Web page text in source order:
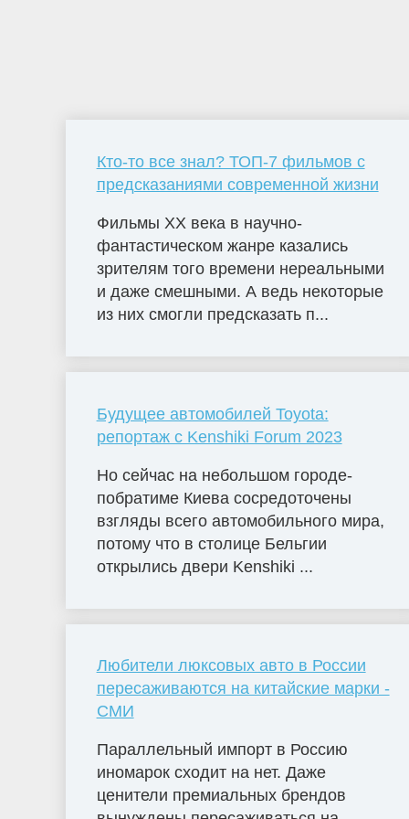
Кто-то все знал? ТОП-7 фильмов с
предсказаниями современной жизни
Фильмы ХХ века в научно-
фантастическом жанре казались
зрителям того времени нереальными
и даже смешными. А ведь некоторые
из них смогли предсказать п...
Будущее автомобилей Toyota:
репортаж с Kenshiki Forum 2023
Но сейчас на небольшом городе-
побратиме Киева сосредоточены
взгляды всего автомобильного мира,
потому что в столице Бельгии
открылись двери Kenshiki ...
Любители люксовых авто в России
пересаживаются на китайские марки -
СМИ
Параллельный импорт в Россию
иномарок сходит на нет. Даже
ценители премиальных брендов